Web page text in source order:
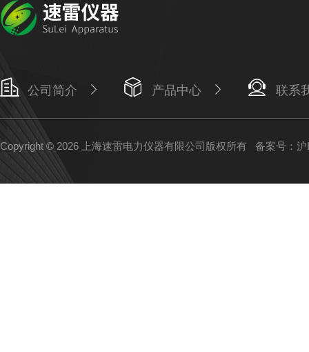
公司简介 产品中心 联系
Copyright © 2026 上海速雷电力仪器有限公司版权所有 备案号：